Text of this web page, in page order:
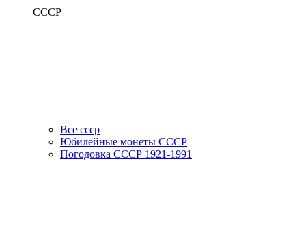
СССР
Все ссср
Юбилейные монеты СССР
Погодовка СССР 1921-1991